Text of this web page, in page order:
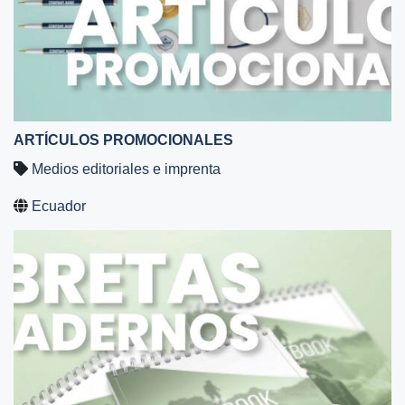
ARTÍCULOS PROMOCIONALES
Medios editoriales e imprenta
Ecuador